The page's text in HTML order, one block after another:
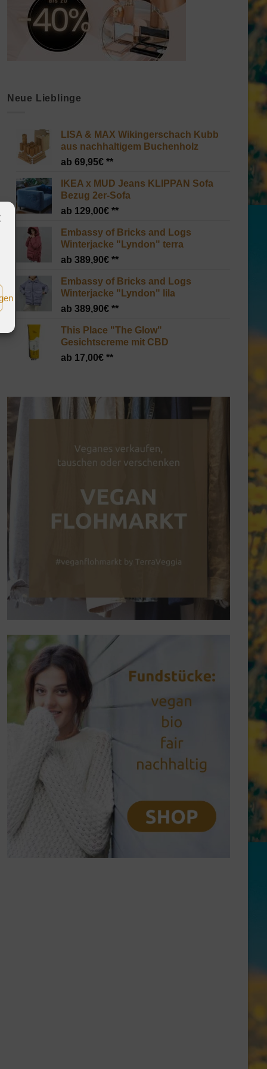
Neue Lieblinge
LISA & MAX Wikingerschach Kubb
aus nachhaltigem Buchenholz
69,95€
IKEA x MUD Jeans KLIPPAN Sofa
Bezug 2er-Sofa
129,00€
Embassy of Bricks and Logs
Winterjacke "Lyndon" terra
389,90€
Embassy of Bricks and Logs
Winterjacke "Lyndon" lila
389,90€
This Place "The Glow"
Gesichtscreme mit CBD
17,00€